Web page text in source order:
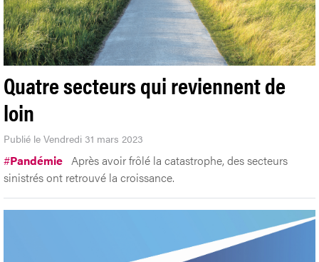
Quatre secteurs qui reviennent de
loin
Publié le Vendredi 31 mars 2023
#Pandémie Après avoir frôlé la catastrophe, des secteurs
sinistrés ont retrouvé la croissance.